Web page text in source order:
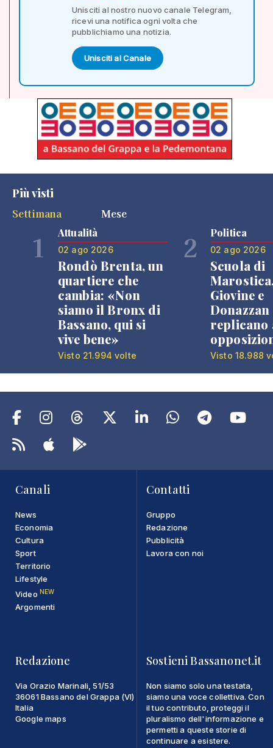
Unisciti al nostro nuovo canale Telegram,
ricevi una notifica ogni volta che
pubblichiamo una notizia.
Unisciti al Canale
Più visti
Settimana
Mese
1 Attualità
02 ago 2026
Rondò Brenta, un
quartiere che
cambia: «Non
siamo il Bronx di
Bassano, qui si
vive bene»
Visto 21.994 volte
2 Politica
02 ago 2026
Scuola di
Giovine e
Donazzan
replicano
Visto 18.988
Canali
News
Economia
Cultura
Sport
Territorio
Lifestyle
Video NEW
Argomenti
Contatti
Gruppo
Redazione
Pubblicità
Lavora con noi
Redazione
Via Orazio Marinali, 51/53
36061 Bassano del Grappa (VI)
Italia
Google maps
Sostieni Bassanonet.it
Non siamo solo una testata,
siamo una voce collettiva. Con
il tuo contributo, proteggi il
pluralismo dell'informazione e
permetti a queste storie di
continuare a esistere.